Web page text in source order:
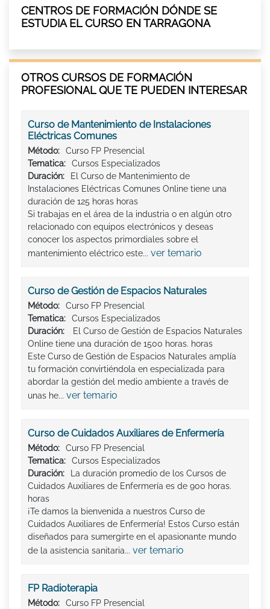
CENTROS DE FORMACIÓN DÓNDE SE
ESTUDIA EL CURSO EN TARRAGONA
OTROS CURSOS DE FORMACIÓN
PROFESIONAL QUE TE PUEDEN INTERESAR
Curso de Mantenimiento de Instalaciones
Eléctricas Comunes
Método:
Curso FP Presencial
Tematica:
Cursos Especializados
Duración:
El Curso de Mantenimiento de
Instalaciones Eléctricas Comunes Online tiene una
duración de 125 horas horas
Si trabajas en el área de la industria o en algún otro
relacionado con equipos electrónicos y deseas
conocer los aspectos primordiales sobre el
mantenimiento eléctrico este... ver temario
Curso de Gestión de Espacios Naturales
Método:
Curso FP Presencial
Tematica:
Cursos Especializados
Duración:
El Curso de Gestión de Espacios Naturales
Online tiene una duración de 1500 horas. horas
Este Curso de Gestión de Espacios Naturales amplía
tu formación convirtiéndola en especializada para
abordar la gestión del medio ambiente a través de
unas he... ver temario
Curso de Cuidados Auxiliares de Enfermería
Método:
Curso FP Presencial
Tematica:
Cursos Especializados
Duración:
La duración promedio de los Cursos de
Cuidados Auxiliares de Enfermería es de 900 horas.
horas
¡Te damos la bienvenida a nuestros Curso de
Cuidados Auxiliares de Enfermería! Estos Curso están
diseñados para sumergirte en el apasionante mundo
de la asistencia sanitaria... ver temario
FP Radioterapia
Método:
Curso FP Presencial